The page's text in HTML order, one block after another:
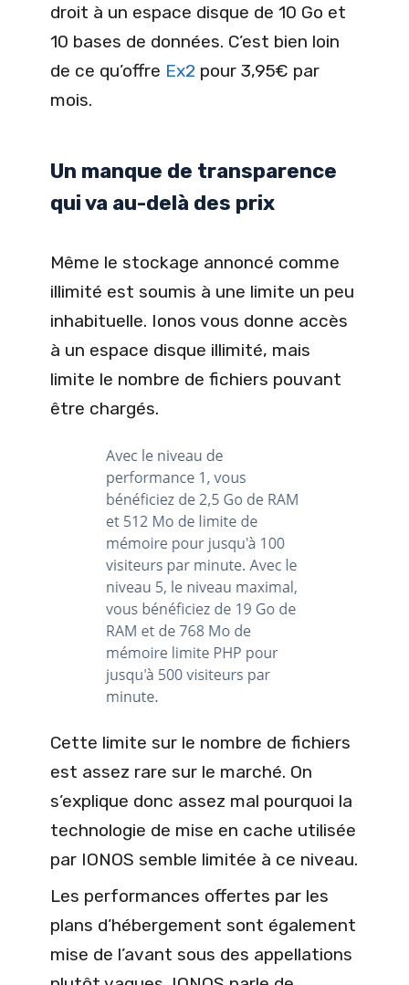
droit à un espace disque de 10 Go et
10 bases de données. C’est bien loin
de ce qu’offre Ex2 pour 3,95€ par
mois.
Un manque de transparence
qui va au-delà des prix
Même le stockage annoncé comme
illimité est soumis à une limite un peu
inhabituelle. Ionos vous donne accès
à un espace disque illimité, mais
limite le nombre de fichiers pouvant
être chargés.
Cette limite sur le nombre de fichiers
est assez rare sur le marché. On
s’explique donc assez mal pourquoi la
technologie de mise en cache utilisée
par IONOS semble limitée à ce niveau.
Les performances offertes par les
plans d’hébergement sont également
mise de l’avant sous des appellations